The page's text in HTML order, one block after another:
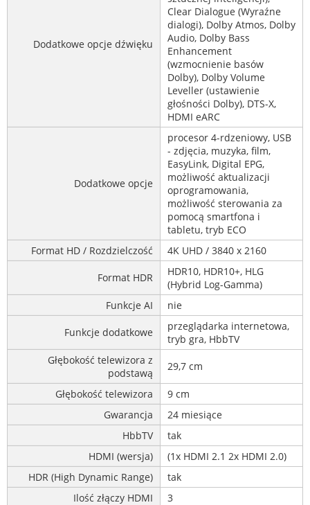
Dodatkowe opcje dźwięku
Clear Dialogue (Wyraźne
dialogi), Dolby Atmos, Dolby
Audio, Dolby Bass
Enhancement
(wzmocnienie basów
Dolby), Dolby Volume
Leveller (ustawienie
głośności Dolby), DTS-X,
HDMI eARC
Dodatkowe opcje
procesor 4-rdzeniowy, USB
- zdjęcia, muzyka, film,
EasyLink, Digital EPG,
możliwość aktualizacji
oprogramowania,
możliwość sterowania za
pomocą smartfona i
tabletu, tryb ECO
Format HD / Rozdzielczość
4K UHD / 3840 x 2160
Format HDR
HDR10, HDR10+, HLG
(Hybrid Log-Gamma)
Funkcje AI
nie
Funkcje dodatkowe
przeglądarka internetowa,
tryb gra, HbbTV
Głębokość telewizora z
podstawą
29,7 cm
Głębokość telewizora
9 cm
Gwarancja
24 miesiące
HbbTV
tak
HDMI (wersja)
(1x HDMI 2.1 2x HDMI 2.0)
HDR (High Dynamic Range)
tak
Ilość złączy HDMI
3